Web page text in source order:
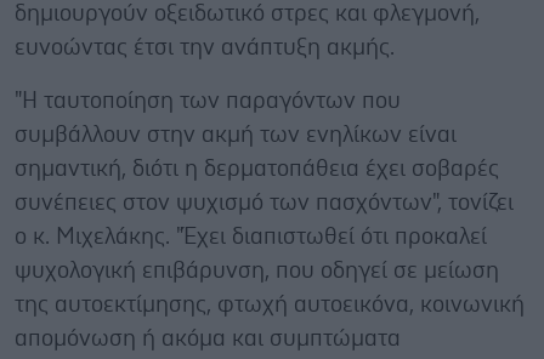
δημιουργούν οξειδωτικό στρες και φλεγμονή,
ευνοώντας έτσι την ανάπτυξη ακμής.
"Η ταυτοποίηση των παραγόντων που
συμβάλλουν στην ακμή των ενηλίκων είναι
σημαντική, διότι η δερματοπάθεια έχει σοβαρές
συνέπειες στον ψυχισμό των πασχόντων", τονίζει
ο κ. Μιχελάκης. "Έχει διαπιστωθεί ότι προκαλεί
ψυχολογική επιβάρυνση, που οδηγεί σε μείωση
της αυτοεκτίμησης, φτωχή αυτοεικόνα, κοινωνική
απομόνωση ή ακόμα και συμπτώματα